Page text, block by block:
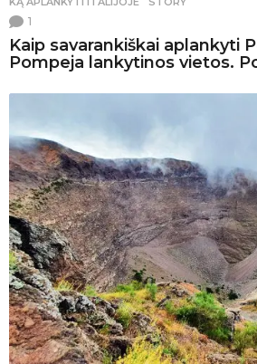
1
Kaip savarankiškai aplankyti
Pompeja lankytinos vietos.